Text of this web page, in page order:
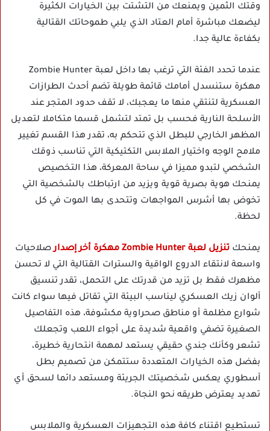
وقتك الثمين ويمنعك من التشتت بين الخيارات الكثيرة
ليضعك مباشرة أمام العتاد الذي يلبي طموحاتك القتالية
بكفاءة عالية جدا.
عندما تحدد الفئة التي ترغب بها داخل لعبة Zombie Hunter
مهكرة ستنسدل أمامك قائمة طويلة تضم أحدث الطرازات
العسكرية لتنتقي منها ما يعجبك، لا تقف حدود المتجر عند
الأسلحة النارية فحسب بل تمتد لتشمل قسما متكاملا لتعديل
المظهر الخارجي للبطل الذي تتحكم به، تقدر هذا القسم تغيير
ملامح الوجه واختيار الملابس التكتيكية التي تناسب ذوقك
الشخصي لتبدو مميزا في ساحة المعركة، هذا التخصيص
يمنحك هوية بصرية قوية ويزيد من ارتباطك بالشخصية التي
تخوض بها أشرس المواجهات وتتحدى بها الموت في كل
لحظة.
يمنحك تنزيل لعبة Zombie Hunter مهكرة أخر إصدار
صلاحيات
واسعة لانتقاء الدروع الواقية والسترات القتالية التي لا تحسن
مظهرك فقط بل تزيد من قدرتك على التحمل، تقدر تنسيق
ألوان زيك العسكري ليناسب البيئة التي تقاتل فيها سواء كانت
شوارع مظلمة أو مناطق صحراوية مكشوفة، هذه التفاصيل
الصغيرة تضفي واقعية شديدة على أجواء اللعب وتجعلك
تشعر وكأنك جندي حقيقي يستعد لمهمة انتحارية خطيرة،
بفضل هذه الخيارات المتعددة ستتمكن من تصميم بطل
أسطوري يعكس شخصيتك الجريئة ومستعد دائما لسحق أي
تهديد يعترض طريقه نحو النجاة.
تستطيع اقتناء كافة هذه التجهيزات العسكرية والملابس